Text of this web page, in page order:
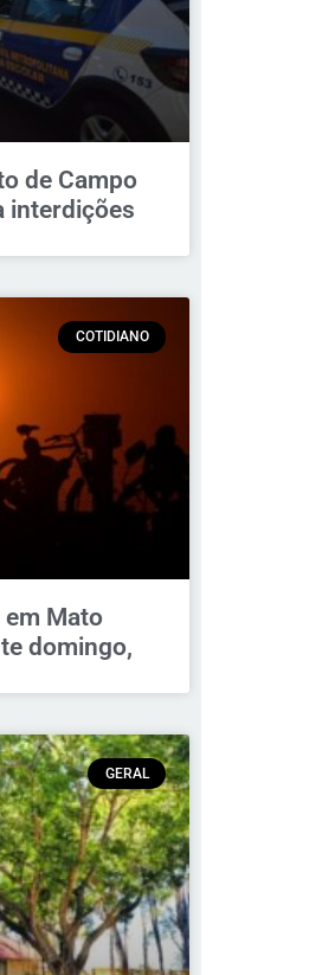
de Campo
interdições
COTIDIANO
Mato
domingo,
GERAL